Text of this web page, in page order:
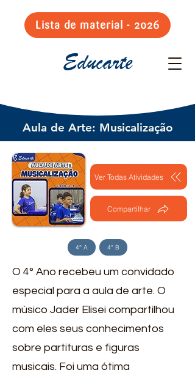
Lista de material - 2026
Educarte
Aula de Arte: Musicalização
Ver Todas Atividades
Compartilhar
4° A 4° B
O 4° Ano recebeu um convidado
especial para a aula de arte. O
músico Jader Elisei compartilhou
com eles seus conhecimentos
sobre partituras e figuras
musicais. Foi uma ótima